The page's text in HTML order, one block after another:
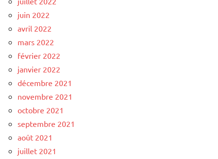
juin 2022
avril 2022
mars 2022
février 2022
janvier 2022
décembre 2021
novembre 2021
octobre 2021
septembre 2021
août 2021
juillet 2021